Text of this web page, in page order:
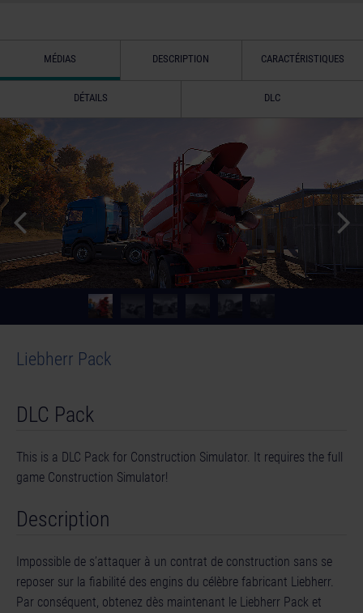
MÉDIAS DESCRIPTION CARACTÉRISTIQUES
DÉTAILS DLC
Liebherr Pack
DLC Pack
This is a DLC Pack for Construction Simulator. It requires the full
game Construction Simulator!
Description
Impossible de s’attaquer à un contrat de construction sans se
reposer sur la fiabilité des engins du célèbre fabricant Liebherr.
Par conséquent, obtenez dès maintenant le Liebherr Pack et